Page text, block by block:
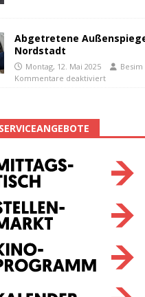
Abgetretene
Nordstadt
Montag, 12. Mai 2025
Kommentare deaktiviert